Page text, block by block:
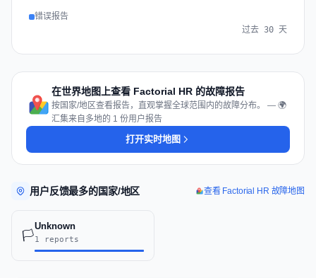
错误报告
过去 30 天
在世界地图上查看 Factorial HR 的故障报告
按国家/地区查看报告，直观掌握全球范围内的故障分布。 — 🌍
汇集来自多地的 1 份用户报告
打开实时地图
用户反馈最多的国家/地区 查看 Factorial HR 故障地图
🏳️
Unknown
1 reports